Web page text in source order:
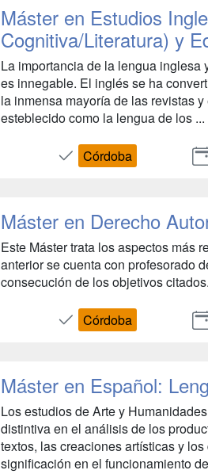
Máster en Estudios
Cognitiva/Literatura) y
La importancia de la lengua inglesa
es innegable. El inglés se ha
la inmensa mayoría de las revistas
esteblecido como la lengua de los ...
Córdoba
Máster en Derecho
Este Máster trata los aspectos más
anterior se cuenta con profesorado
consecución de los objetivos
Córdoba
Máster en Español:
Los estudios de Arte y
distintiva en el análisis de los
textos, las creaciones artísticas y
significación en el funcionamiento